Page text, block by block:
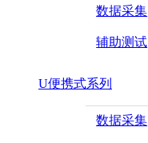
数据采集
辅助测试
U便携式系列
数据采集